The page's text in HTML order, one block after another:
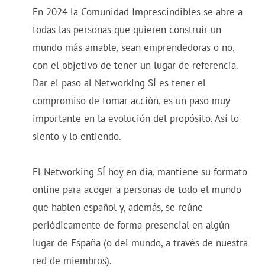
En 2024 la Comunidad Imprescindibles se abre a
todas las personas que quieren construir un
mundo más amable, sean emprendedoras o no,
con el objetivo de tener un lugar de referencia.
Dar el paso al Networking SÍ es tener el
compromiso de tomar acción, es un paso muy
importante en la evolución del propósito. Así lo
siento y lo entiendo.
El Networking SÍ hoy en día, mantiene su formato
online para acoger a personas de todo el mundo
que hablen español y, además, se reúne
periódicamente de forma presencial en algún
lugar de España (o del mundo, a través de nuestra
red de miembros).